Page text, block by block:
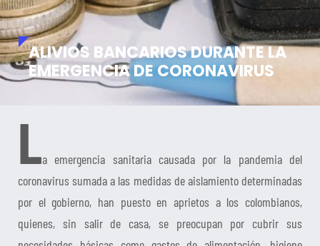
ALIVIOS BANCARIOS DURANTE LA
EMERGENCIA DE CORONAVIRUS
La emergencia sanitaria causada por la pandemia del
coronavirus sumada a las medidas de aislamiento determinadas
por el gobierno, han puesto en aprietos a los colombianos,
quienes, sin salir de casa, se preocupan por cubrir sus